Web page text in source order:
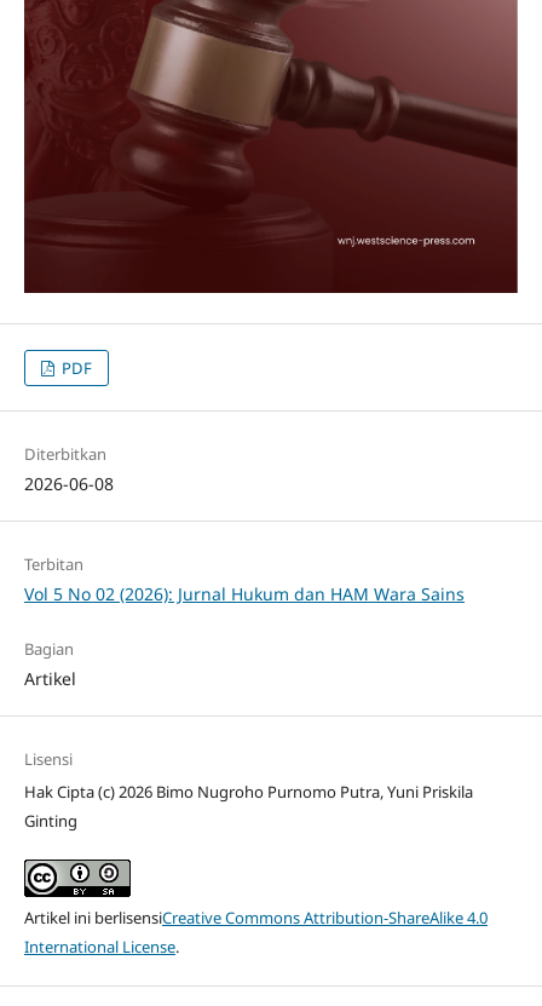
PDF
Diterbitkan
2026-06-08
Terbitan
Vol 5 No 02 (2026): Jurnal Hukum dan HAM Wara Sains
Bagian
Artikel
Lisensi
Hak Cipta (c) 2026 Bimo Nugroho Purnomo Putra, Yuni Priskila
Ginting
Artikel ini berlisensiCreative Commons Attribution-ShareAlike 4.0
International License.